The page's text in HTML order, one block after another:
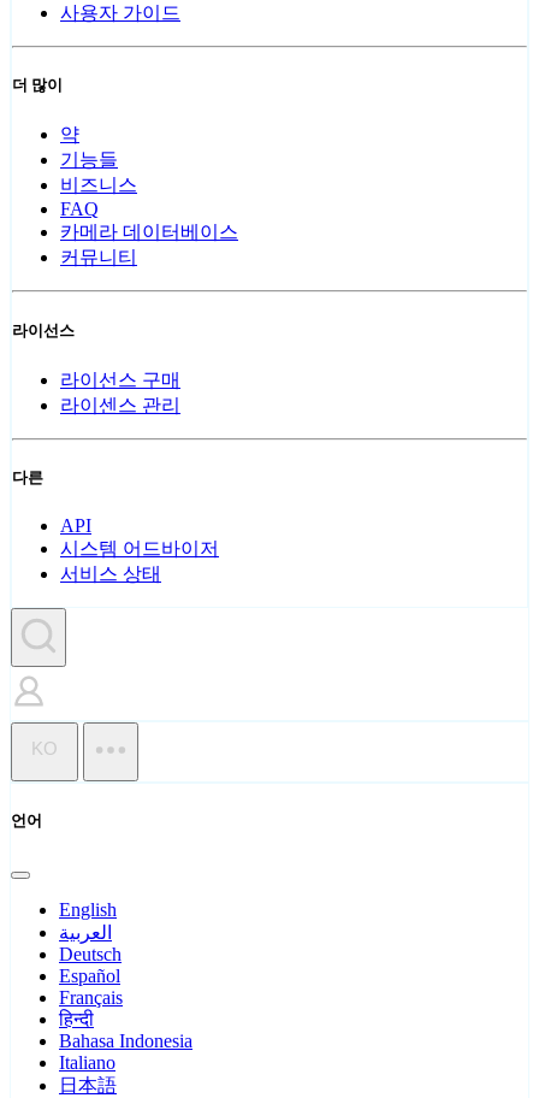
사용자 가이드
더 많이
약
기능들
비즈니스
FAQ
카메라 데이터베이스
커뮤니티
라이선스
라이선스 구매
라이센스 관리
다른
API
시스템 어드바이저
서비스 상태
KO
언어
English
العربية
Deutsch
Español
Français
हिन्दी
Bahasa Indonesia
Italiano
日本語